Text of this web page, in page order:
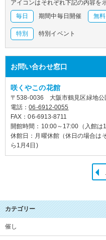
アイコンはそれぞれ下記の内容を
毎日
期間中毎日開催 無料
特別 特別イベント
お問い合わせ窓口
咲くやこの花館
〒538-0036 大阪市鶴見区緑地公
電話：06-6912-0055
FAX：06-6913-8711
開館時間：10:00～17:00（入館は
休館日：月曜休館（休日の場合は
ら1月4日)
カテゴリー
催し